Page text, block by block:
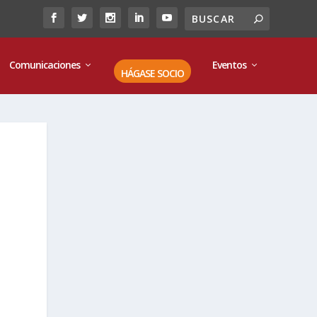
Comunicaciones
HÁGASE SOCIO
Eventos